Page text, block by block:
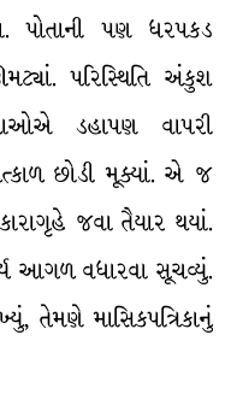
પોતાની પણ ધરપકડ
પરિસ્થિતિ અંકુશ
ડહાપણ વાપરી
છોડી મૂક્યાં. એ જ
જવા તૈયાર થયાં.
આગળ વધારવા સૂચવ્યું.
તેમણે માસિકપત્રિકાનું